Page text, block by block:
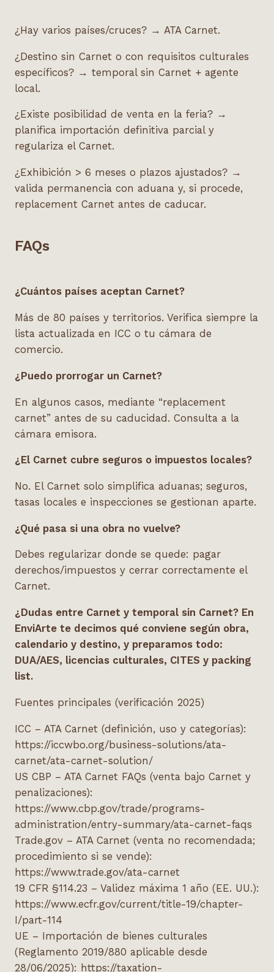
¿Hay varios países/cruces? → ATA Carnet.
¿Destino sin Carnet o con requisitos culturales
específicos? → temporal sin Carnet + agente
local.
¿Existe posibilidad de venta en la feria? →
planifica importación definitiva parcial y
regulariza el Carnet.
¿Exhibición > 6 meses o plazos ajustados? →
valida permanencia con aduana y, si procede,
replacement Carnet antes de caducar.
FAQs
¿Cuántos países aceptan Carnet?
Más de 80 países y territorios. Verifica siempre la
lista actualizada en ICC o tu cámara de
comercio.
¿Puedo prorrogar un Carnet?
En algunos casos, mediante “replacement
carnet” antes de su caducidad. Consulta a la
cámara emisora.
¿El Carnet cubre seguros o impuestos locales?
No. El Carnet solo simplifica aduanas; seguros,
tasas locales e inspecciones se gestionan aparte.
¿Qué pasa si una obra no vuelve?
Debes regularizar donde se quede: pagar
derechos/impuestos y cerrar correctamente el
Carnet.
¿Dudas entre Carnet y temporal sin Carnet? En
EnviArte te decimos qué conviene según obra,
calendario y destino, y preparamos todo:
DUA/AES, licencias culturales, CITES y packing
list.
Fuentes principales (verificación 2025)
ICC – ATA Carnet (definición, uso y categorías):
https://iccwbo.org/business-solutions/ata-
carnet/ata-carnet-solution/
US CBP – ATA Carnet FAQs (venta bajo Carnet y
penalizaciones):
https://www.cbp.gov/trade/programs-
administration/entry-summary/ata-carnet-faqs
Trade.gov – ATA Carnet (venta no recomendada;
procedimiento si se vende):
https://www.trade.gov/ata-carnet
19 CFR §114.23 – Validez máxima 1 año (EE. UU.):
https://www.ecfr.gov/current/title-19/chapter-
I/part-114
UE – Importación de bienes culturales
(Reglamento 2019/880 aplicable desde
28/06/2025): https://taxation-